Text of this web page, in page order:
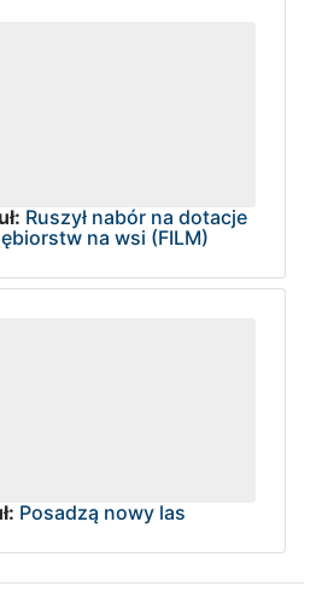
Ruszył nabór na dotacje
na wsi (FILM)
Posadzą nowy las